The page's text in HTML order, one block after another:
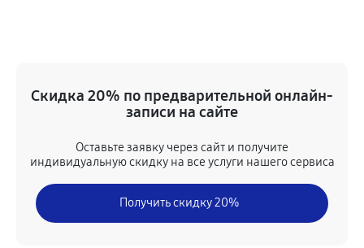
Замена стекла планшета Samsung SM-T310 3 8.0
450 руб 60 минут
Скидка 20% по предварительной онлайн-
записи на сайте
Оставьте заявку через сайт и получите
индивидуальную скидку на все услуги нашего сервиса
Получить скидку 20%